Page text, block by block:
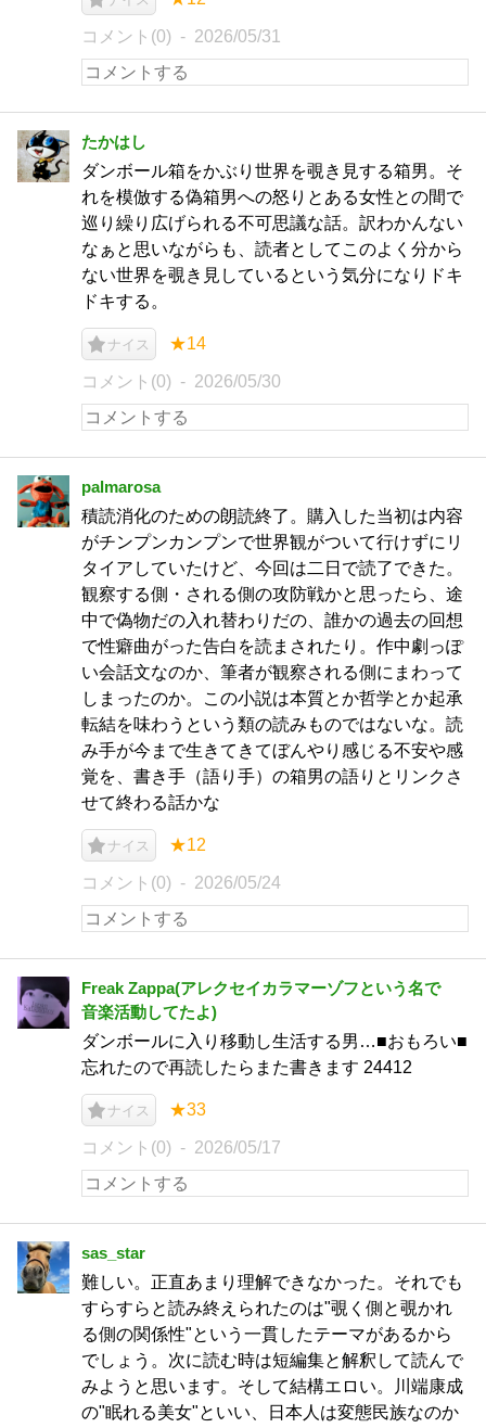
コメント(0) 2026/05/31
たかはし
ダンボール箱をかぶり世界を覗き見する箱男。そ
れを模倣する偽箱男への怒りとある女性との間で
巡り繰り広げられる不可思議な話。訳わかんない
なぁと思いながらも、読者としてこのよく分から
ない世界を覗き見しているという気分になりドキ
ドキする。
ナイス ★14
コメント(0) 2026/05/30
palmarosa
積読消化のための朗読終了。購入した当初は内容
がチンプンカンプンで世界観がついて行けずにリ
タイアしていたけど、今回は二日で読了できた。
観察する側・される側の攻防戦かと思ったら、途
中で偽物だの入れ替わりだの、誰かの過去の回想
で性癖曲がった告白を読まされたり。作中劇っぽ
い会話文なのか、筆者が観察される側にまわって
しまったのか。この小説は本質とか哲学とか起承
転結を味わうという類の読みものではないな。読
み手が今まで生きてきてぼんやり感じる不安や感
覚を、書き手（語り手）の箱男の語りとリンクさ
せて終わる話かな
ナイス ★12
コメント(0) 2026/05/24
Freak Zappa(アレクセイカラマーゾフという名で
音楽活動してたよ)
ダンボールに入り移動し生活する男…■おもろい■
忘れたので再読したらまた書きます 24412
ナイス ★33
コメント(0) 2026/05/17
sas_star
難しい。正直あまり理解できなかった。それでも
すらすらと読み終えられたのは"覗く側と覗かれ
る側の関係性"という一貫したテーマがあるから
でしょう。次に読む時は短編集と解釈して読んで
みようと思います。そして結構エロい。川端康成
の"眠れる美女"といい、日本人は変態民族なのか